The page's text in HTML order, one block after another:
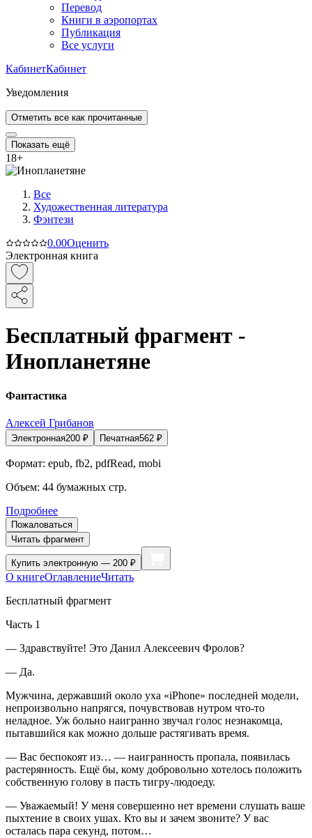
Перевод
Книги в аэропортах
Публикация
Все услуги
КабинетКабинет
Уведомления
Отметить все как прочитанные
Показать ещё
18+
Все
Художественная литература
Фэнтези
0.00Оценить
Электронная книга
Бесплатный фрагмент -
Инопланетяне
Фантастика
Алексей Грибанов
Электронная200 ₽ Печатная562 ₽
Формат: epub, fb2, pdfRead, mobi
Объем: 44 бумажных стр.
Подробнее
Пожаловаться
Читать фрагмент
Купить электронную — 200 ₽
О книгеОглавлениеЧитать
Бесплатный фрагмент
Часть 1
— Здравствуйте! Это Данил Алексеевич Фролов?
— Да.
Мужчина, державший около уха «iPhone» последней модели,
непроизвольно напрягся, почувствовав нутром что-то
неладное. Уж больно наигранно звучал голос незнакомца,
пытавшийся как можно дольше растягивать время.
— Вас беспокоят из… — наигранность пропала, появилась
растерянность. Ещё бы, кому добровольно хотелось положить
собственную голову в пасть тигру-людоеду.
— Уважаемый! У меня совершенно нет времени слушать ваше
пыхтение в своих ушах. Кто вы и зачем звоните? У вас
осталась пара секунд, потом…